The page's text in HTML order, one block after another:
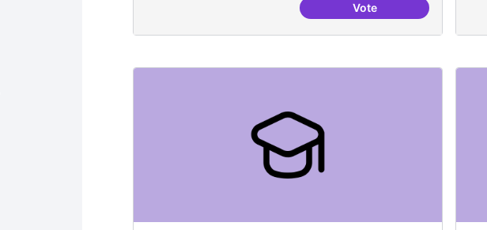
VoteArtistes i programari